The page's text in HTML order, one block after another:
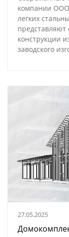
компании
легких
представляют
конструкции
заводского
27.05.2025